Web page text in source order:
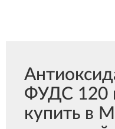
ФУДС 120
купить в